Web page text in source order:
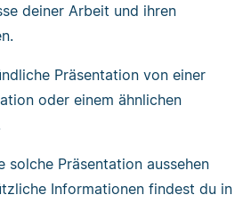
deiner Arbeit und ihren
Präsentation von einer
oder einem ähnlichen
solche Präsentation aussehen
Informationen findest du in